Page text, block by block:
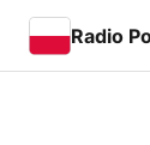
Radio